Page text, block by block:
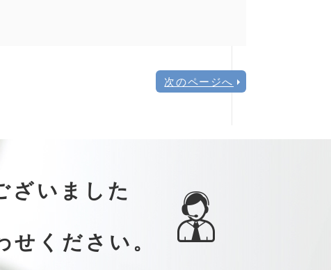
次のページへ
ざいました
せください。